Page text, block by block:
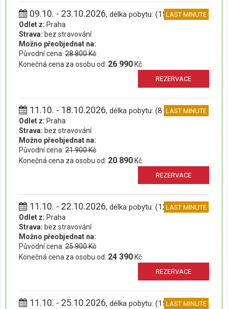
09.10. - 23.10.2026, délka pobytu: (15 dní)LAST MINUTE
Odlet z: Praha
Strava: bez stravování
Možno přeobjednat na:
Původní cena: 28 800 Kč
Konečná cena za osobu od: 26 990 Kč
REZERVACE
11.10. - 18.10.2026, délka pobytu: (8 dní)LAST MINUTE
Odlet z: Praha
Strava: bez stravování
Možno přeobjednat na:
Původní cena: 21 900 Kč
Konečná cena za osobu od: 20 890 Kč
REZERVACE
11.10. - 22.10.2026, délka pobytu: (12 dní)LAST MINUTE
Odlet z: Praha
Strava: bez stravování
Možno přeobjednat na:
Původní cena: 25 900 Kč
Konečná cena za osobu od: 24 390 Kč
REZERVACE
11.10. - 25.10.2026, délka pobytu: (15 dní)LAST MINUTE